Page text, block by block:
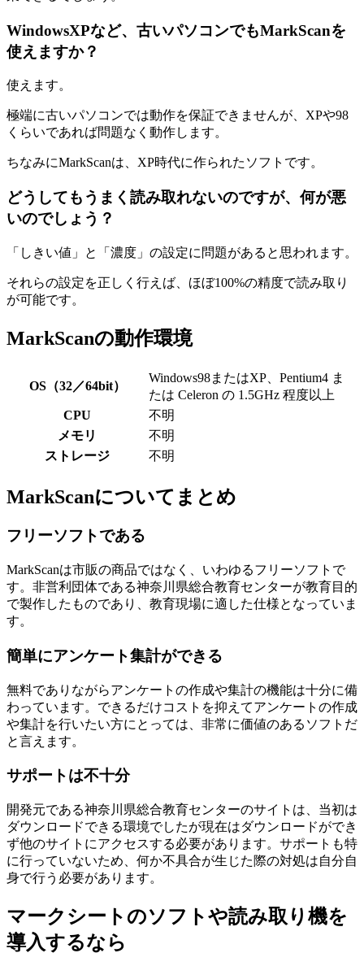
WindowsXPなど、古いパソコンでもMarkScanを
使えますか？
使えます。
極端に古いパソコンでは動作を保証できませんが、XPや98
くらいであれば問題なく動作します。
ちなみにMarkScanは、XP時代に作られたソフトです。
どうしてもうまく読み取れないのですが、何が悪
いのでしょう？
「しきい値」と「濃度」の設定に問題があると思われます。
それらの設定を正しく行えば、ほぼ100%の精度で読み取り
が可能です。
MarkScanの動作環境
OS（32／64bit）
Windows98またはXP、Pentium4 ま
たは Celeron の 1.5GHz 程度以上
CPU
不明
メモリ
不明
ストレージ
不明
MarkScanについてまとめ
フリーソフトである
MarkScanは市販の商品ではなく、いわゆるフリーソフトで
す。非営利団体である神奈川県総合教育センターが教育目的
で製作したものであり、教育現場に適した仕様となっていま
す。
簡単にアンケート集計ができる
無料でありながらアンケートの作成や集計の機能は十分に備
わっています。できるだけコストを抑えてアンケートの作成
や集計を行いたい方にとっては、非常に価値のあるソフトだ
と言えます。
サポートは不十分
開発元である神奈川県総合教育センターのサイトは、当初は
ダウンロードできる環境でしたが現在はダウンロードができ
ず他のサイトにアクセスする必要があります。サポートも特
に行っていないため、何か不具合が生じた際の対処は自分自
身で行う必要があります。
マークシートのソフトや読み取り機を
導入するなら